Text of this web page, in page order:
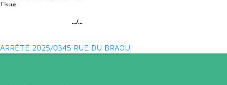
ARRÊTÉ 2025/0345 RUE DU BRAOU